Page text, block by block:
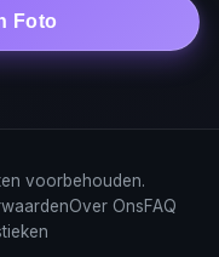
Foto
voorbehouden.
Over OnsFAQ